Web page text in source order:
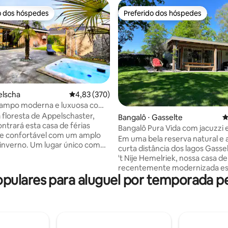
de 5, 125 avaliações
dos hóspedes
dos hóspedes
4,83 de uma avaliação média de 5, 370
4,83 (370)
moderna e luxuosa com
bar e jacuzzi
floresta de Appelschaster,
esta casa de férias
confortável com um amplo
Um lugar único com
cafeteira e microondas
A acomodação tem
Preferido dos hóspedes
Preferido dos hóspedes
Bangalô ⋅ Gasselte
Bangalô Pura Vida com jacuzzi
natural
Em uma bela reserva natural e
curta distância dos lagos
't Nije Hemelriek, nossa casa
recentemente modernizada
localizada em um parque de
tranquilo e oferece muita
para aluguel por temporada